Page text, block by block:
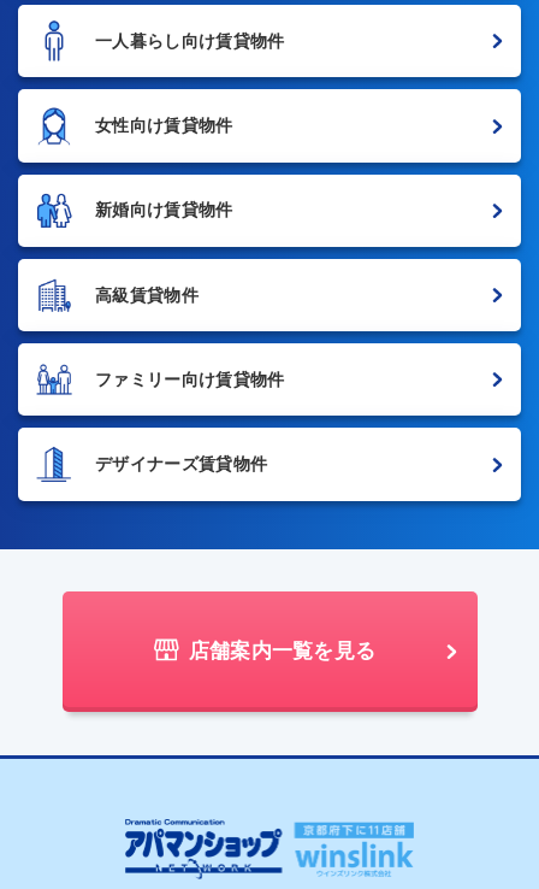
一人暮らし向け賃貸物件
女性向け賃貸物件
新婚向け賃貸物件
高級賃貸物件
ファミリー向け賃貸物件
デザイナーズ賃貸物件
店舗案内一覧を見る